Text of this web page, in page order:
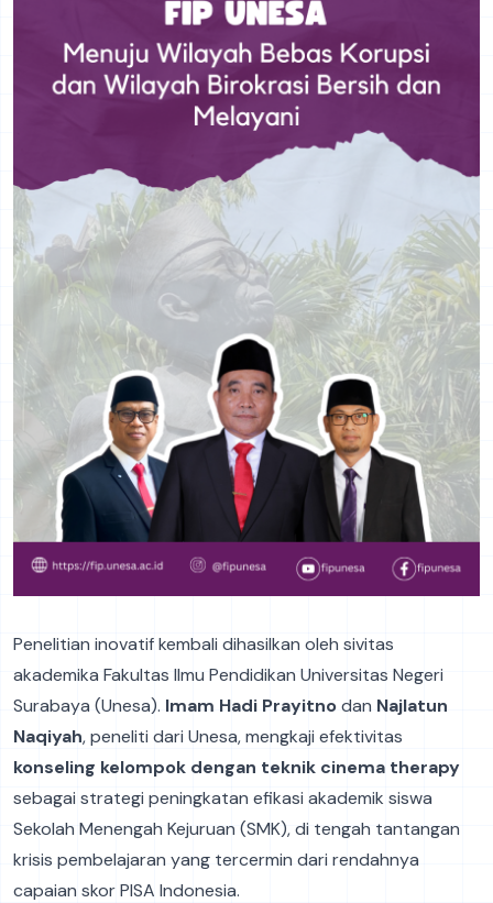
Penelitian inovatif kembali dihasilkan oleh sivitas
akademika Fakultas Ilmu Pendidikan Universitas Negeri
Surabaya (Unesa). Imam Hadi Prayitnodan Najlatun
Naqiyah, peneliti dari Unesa, mengkaji efektivitas
konseling kelompok dengan teknik cinema therapy
sebagai strategi peningkatan efikasi akademik siswa
Sekolah Menengah Kejuruan (SMK), di tengah tantangan
krisis pembelajaran yang tercermin dari rendahnya
capaian skor PISA Indonesia.